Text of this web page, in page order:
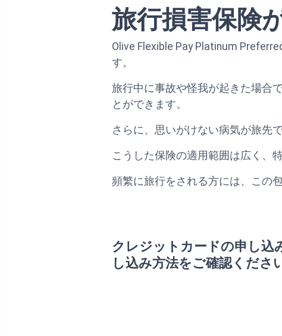
旅行損害保険
Olive Flexible Pay Platinum
す。
旅行中に事故や怪我が起きた場合
とができます。
さらに、思いがけない病気が旅先
こうした保険の適用範囲は広く、
頻繁に旅行をされる方には、この
クレジットカードの申し込
し込み方法をご確認くださ